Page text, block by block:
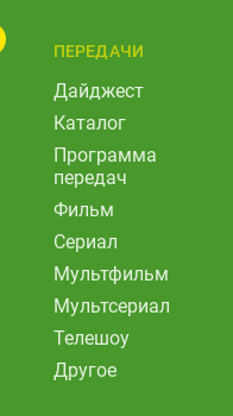
ПЕРЕДАЧИ
Дайджест
Каталог
Программа
передач
Фильм
Сериал
Мультфильм
Мультсериал
Телешоу
Другое